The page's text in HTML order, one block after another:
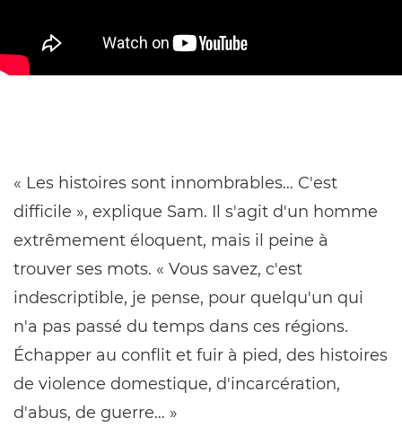
« Les histoires sont innombrables… C'est
difficile », explique Sam. Il s'agit d'un homme
extrêmement éloquent, mais il peine à
trouver ses mots. « Vous savez, c'est
indescriptible, je pense, pour quelqu'un qui
n'a pas passé du temps dans ces régions.
Échapper au conflit et fuir à pied, des histoires
de violence domestique, d'incarcération,
d'abus, de guerre… »